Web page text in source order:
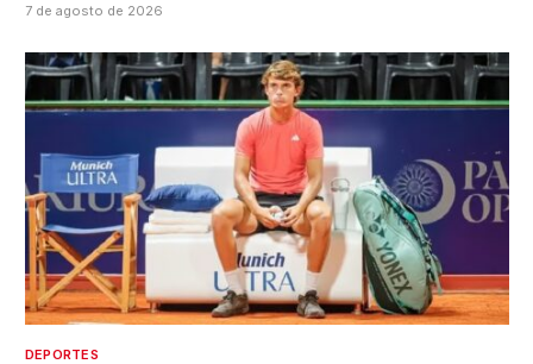
7 de agosto de 2026
DEPORTES